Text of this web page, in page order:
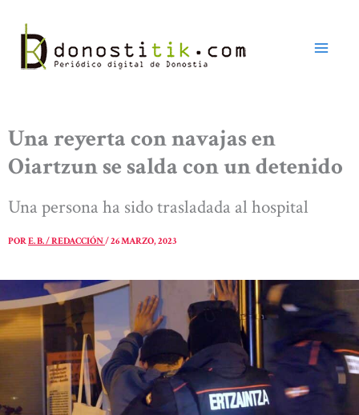
contenido
Una reyerta con navajas en
Oiartzun se salda con un detenido
Una persona ha sido trasladada al hospital
PORE. B. / REDACCIÓN/26 MARZO, 2023